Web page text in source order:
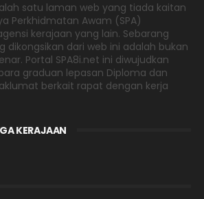
satu laman web yang tiada kaitan
Perkhidmatan Awam (SPA)
kerajaan yang lain. Sebarang
dikongsikan dari web ini adalah bukan
Portal SPA8i.net ini diwujudkan
graduan lepasan Diploma dan
berkait rapat dengan kerja
KERAJAAN